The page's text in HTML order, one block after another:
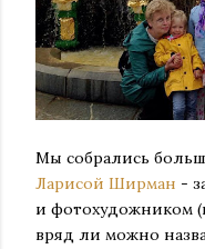
Мы собрались
Ларисой Ширман -
и фотохудожником
вряд ли можно